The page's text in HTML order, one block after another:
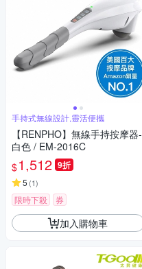
手持式無線設計,靈活便攜
【RENPHO】無線手持按摩器-
白色 / EM-2016C
$1,512 9折
5 (1)
限時下殺 券
加入購物車